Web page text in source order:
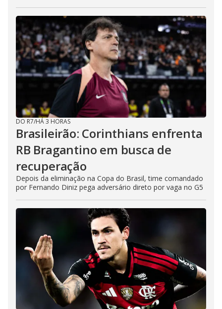
DO R7/HÁ 3 HORAS
Brasileirão: Corinthians enfrenta
RB Bragantino em busca de
recuperação
Depois da eliminação na Copa do Brasil, time comandado
por Fernando Diniz pega adversário direto por vaga no G5